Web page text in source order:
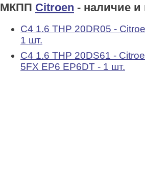
МКПП Citroen - наличие
C4 1.6 THP 20DR05 -
1 шт.
C4 1.6 THP 20DS61 -
5FX EP6 EP6DT - 1 шт.